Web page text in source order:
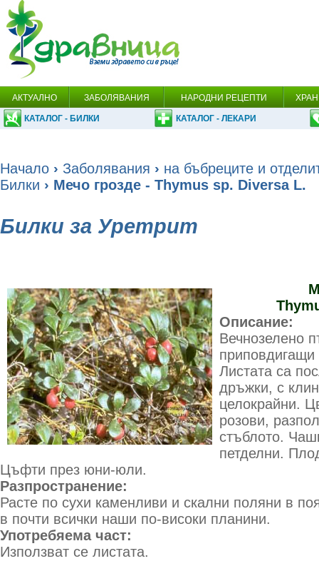
АКТУАЛНО ЗАБОЛЯВАНИЯ НАРОДНИ РЕЦЕПТИ
КАТАЛОГ - БИЛКИ КАТАЛОГ - ЛЕКАРИ
Начало › Заболявания › на бъбреците и
Билки › Мечо грозде - Thymus sp. Diversa L.
Билки за Уретрит
Описание:
Вечнозелено
приповдигащи
Листата са
дръжки, с
целокрайни.
розови,
стъблото.
петделни.
Цъфти през юни-юли.
Разпространение:
Расте по сухи каменливи и скални поляни в
в почти всички наши по-високи планини.
Употребяема част:
Използват се листата.